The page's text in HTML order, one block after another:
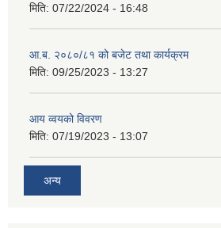
मिति: 07/22/2024 - 16:48
आ.ब. २०८०/८१ को बजेट तथा कार्यक्रम
मिति: 09/25/2023 - 13:27
आय व्वयको विवरण
मिति: 07/19/2023 - 13:07
अन्य